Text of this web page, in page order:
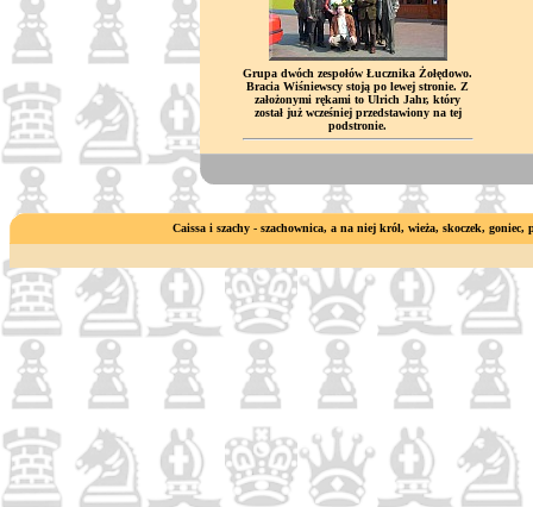
Grupa dwóch zespołów Łucznika Żołędowo.
Bracia Wiśniewscy stoją po lewej stronie. Z
założonymi rękami to Ulrich Jahr, który
został już wcześniej przedstawiony na tej
podstronie.
Caissa i szachy - szachownica, a na niej król, wieża, skoczek,